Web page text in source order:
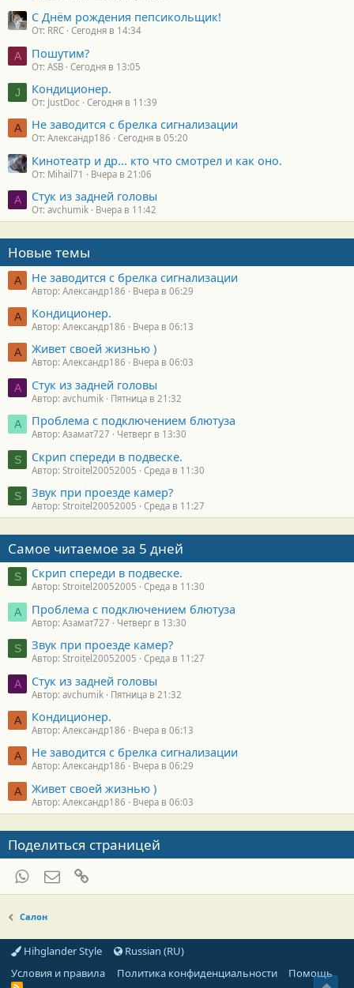
С Днём рождения пепсикольщик!
От: RRC Сегодня в 14:34
A Пошутим?
От: ASB Сегодня в 13:05
J Кондиционер.
От: JustDoc Сегодня в 11:39
А Не заводится с брелка сигнализации
От: Александр186 Сегодня в 05:20
Кинотеатр и др... кто что смотрел и как оно.
От: Mihail71 Вчера в 21:06
A Стук из задней головы
От: avchumik Вчера в 11:42
Новые темы
А Не заводится с брелка сигнализации
Автор: Александр186 Вчера в 06:29
А Кондиционер.
Автор: Александр186 Вчера в 06:13
А Живет своей жизнью )
Автор: Александр186 Вчера в 06:03
A Стук из задней головы
Автор: avchumik Пятница в 21:32
А Проблема с подключением блютуза
Автор: Азамат727 Четверг в 13:30
S Скрип спереди в подвеске.
Автор: Stroitel20052005 Среда в 11:30
S Звук при проезде камер?
Автор: Stroitel20052005 Среда в 11:27
Самое читаемое за 5 дней
S Скрип спереди в подвеске.
Автор: Stroitel20052005 Среда в 11:30
А Проблема с подключением блютуза
Автор: Азамат727 Четверг в 13:30
S Звук при проезде камер?
Автор: Stroitel20052005 Среда в 11:27
A Стук из задней головы
Автор: avchumik Пятница в 21:32
А Кондиционер.
Автор: Александр186 Вчера в 06:13
А Не заводится с брелка сигнализации
Автор: Александр186 Вчера в 06:29
А Живет своей жизнью )
Автор: Александр186 Вчера в 06:03
Поделиться страницей
WhatsAppЭлектронная почта
Салон
Hihglander Style
Russian (RU)
Условия и правила
Политика конфиденциальности Помощь